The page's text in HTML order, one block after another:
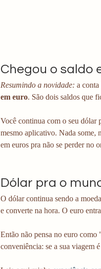
Chegou o saldo
Resumindo a novidade: a
em euro. São dois saldos que
Você continua com o seu dólar
mesmo aplicativo. Nada some,
em euros pra não se perder no
Dólar pra o
O dólar continua sendo a
e converte na hora. O euro
Então não pensa no euro
conveniência: se a sua viagem